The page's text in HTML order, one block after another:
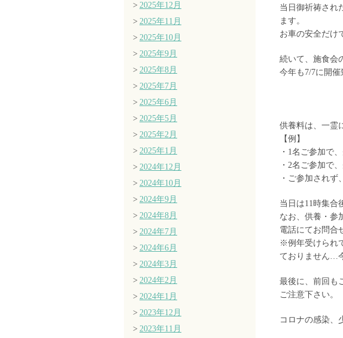
当日御祈祷され
ます。
お車の安全だけ
続いて、施食会
今年も7/7に開催
供養料は、一霊
【例】
・1名ご参加で
・2名ご参加で
・ご参加されず
当日は11時集合
なお、供養・参
電話にてお問合
※例年受けられ
ておりません…
最後に、前回も
ご注意下さい。
コロナの感染、
2025年12月
2025年11月
2025年10月
2025年9月
2025年8月
2025年7月
2025年6月
2025年5月
2025年2月
2025年1月
2024年12月
2024年10月
2024年9月
2024年8月
2024年7月
2024年6月
2024年3月
2024年2月
2024年1月
2023年12月
2023年11月